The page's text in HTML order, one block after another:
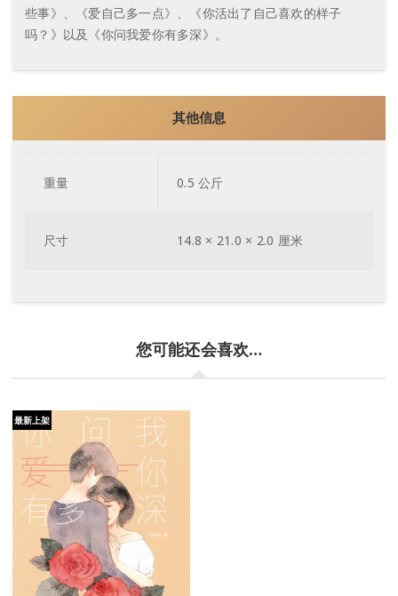
些事》、《爱自己多一点》、《你活出了自己喜欢的样子
吗？》以及《你问我爱你有多深》。
其他信息
重量 0.5 公斤
尺寸 14.8 × 21.0 × 2.0 厘米
您可能还会喜欢…
最新上架